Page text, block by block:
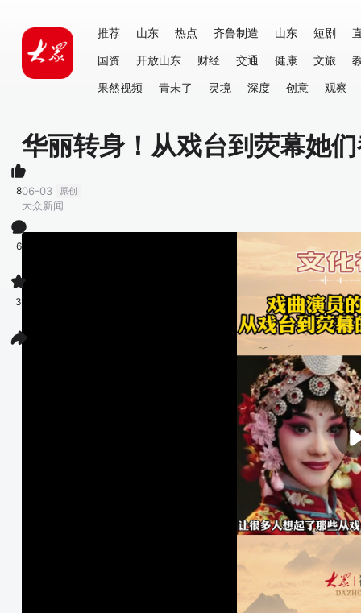
推荐 山东 热点 齐鲁制造 山东 短剧
国资
开放山东 财经 交通 健康 文旅
果然视频
青未了 灵境 深度 创意 观察
华丽转身！从戏台到荧幕她
06-03 原创
大众新闻
8
6
3